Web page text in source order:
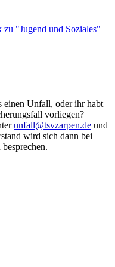
zu "Jugend und Soziales"
einen Unfall, oder ihr habt
vorliegen?
unfall@tsvzarpen.de und
wird sich dann bei